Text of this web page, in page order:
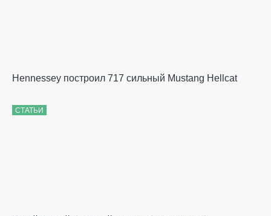
Hennessey построил 717 сильный Mustang Hellcat
СТАТЬИ